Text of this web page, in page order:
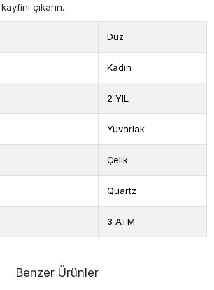
çıkarın.
Düz
Kadın
2 YIL
Yuvarlak
Çelik
Quartz
3 ATM
Benzer Ürünler